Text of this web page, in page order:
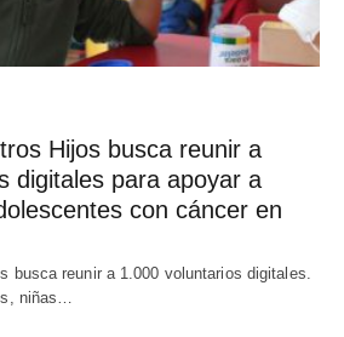
Hijos busca reunir a
digitales para apoyar a
con cáncer en
busca reunir a 1.000 voluntarios digitales.
niñas…